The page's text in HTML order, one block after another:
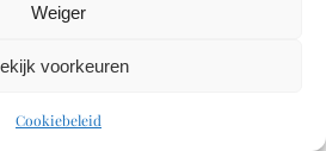
Weiger
voorkeuren
Cookiebeleid